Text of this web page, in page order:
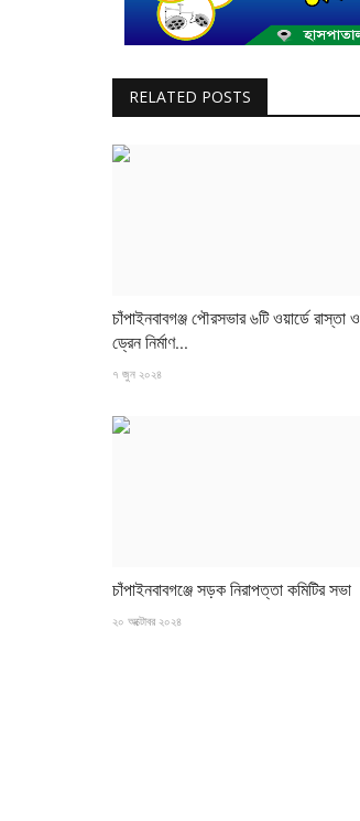
RELATED POSTS
চাঁপাইনবাবগঞ্জ পৌরসভার ৬টি ওয়ার্ডে রাস্তা ও
ড্রেন নির্মাণ...
৭ জুন ২০২৪
চাঁপাইনবাবগঞ্জে সড়ক নিরাপত্তা কমিটির সভা
২০ অক্টোবর ২০২৪